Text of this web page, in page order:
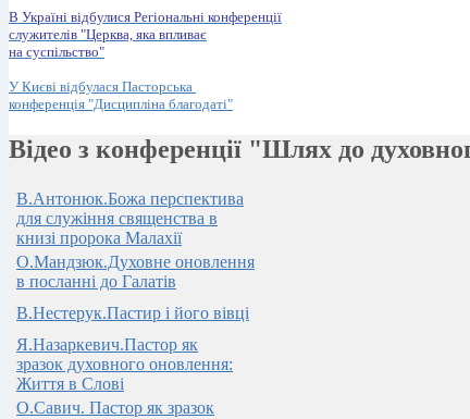
В Україні відбулися Регіональні конференції
служителів "Церква, яка впливає
на суспільство"
У Києві відбулася Пасторська
конференція "Дисципліна благодаті"
Відео з конференції "Шлях до
В.Антонюк.Божа перспектива
для служіння священства в
книзі пророка Малахії
О.Мандзюк.Духовне оновлення
в посланні до Галатів
В.Нестерук.Пастир і його вівці
Я.Назаркевич.Пастор як
зразок духовного оновлення:
Життя в Слові
О.Савич. Пастор як зразок